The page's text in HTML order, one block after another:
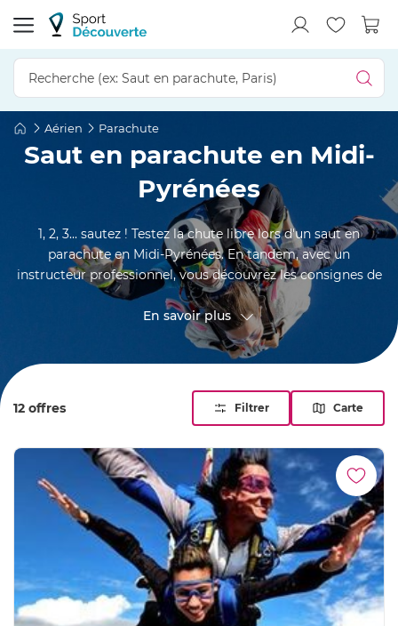
Aérien Parachute
Saut en parachute en Midi-
Pyrénées
1, 2, 3... sautez ! Testez la chute libre lors d'un saut en
parachute en Midi-Pyrénées. En tandem, avec un
instructeur professionnel, vous découvrez les consignes de
sécurité et votre équipement (un harnais, notamment). A
bord de l'avion ou de l'hélicoptère, le baptême de
parachutisme commence réellement. Une fois la drop zone
atteinte, c'est l'heure du saut en tandem. Prêt(e) à partir
En savoir plus
12 offres Filtrer Carte